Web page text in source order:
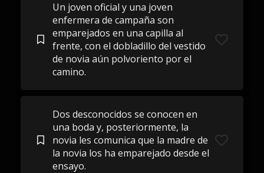
Un joven oficial y una joven
enfermera de campaña son
emparejados en una capilla al
frente, con el dobladillo del vestido
de novia aún polvoriento por el
camino.
Dos desconocidos se conocen en
una boda y, posteriormente, la
novia les comunica que la madre de
la novia los ha emparejado desde el
ensayo.